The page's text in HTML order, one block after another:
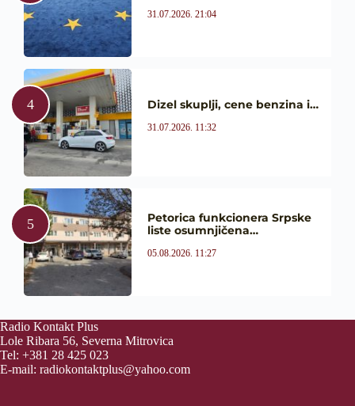
31.07.2026. 21:04
Dizel skuplji, cene benzina i…
31.07.2026. 11:32
Petorica funkcionera Srpske
liste osumnjičena…
05.08.2026. 11:27
Radio Kontakt Plus
Lole Ribara 56, Severna Mitrovica
Tel: +381 28 425 023
E-mail: radiokontaktplus@yahoo.com